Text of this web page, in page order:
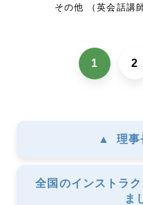
その他 （英会話講
1 2
▲ 理事
全国のインストラ
ま